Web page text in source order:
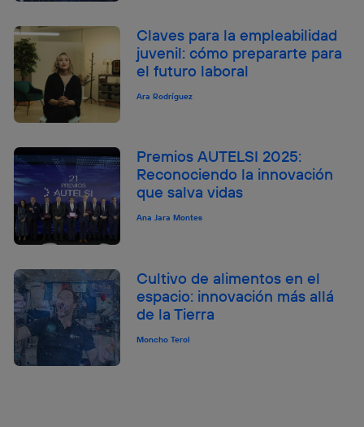
Claves para la empleabilidad
juvenil: cómo prepararte para
el futuro laboral
Ara Rodríguez
Premios AUTELSI 2025:
Reconociendo la innovación
que salva vidas
Ana Jara Montes
Cultivo de alimentos en el
espacio: innovación más allá
de la Tierra
Moncho Terol